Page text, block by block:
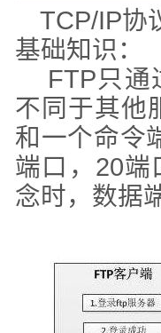
TCP/IP协
基础知识：
FTP只通
不同于其他
和一个命令
端口，20端
念时，数据